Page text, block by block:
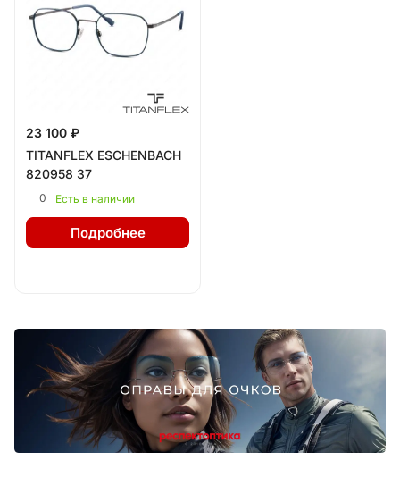
23 100 ₽
TITANFLEX ESCHENBACH
820958 37
0 Есть в наличии
Подробнее